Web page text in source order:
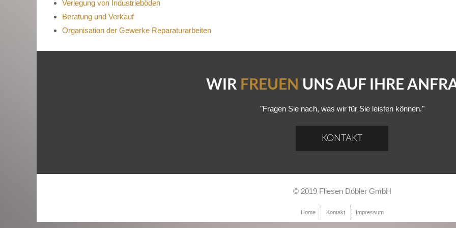
Verlegung von Industrieböden
Beratung und Verkauf
Organisation der Gewerke Reparaturarbeiten
WIR FREUEN UNS AUF IHRE
"Fragen Sie nach, was wir für Sie leisten können."
KONTAKT
© 2019 Fliesen Döbler GmbH
Home Kontakt Impressum